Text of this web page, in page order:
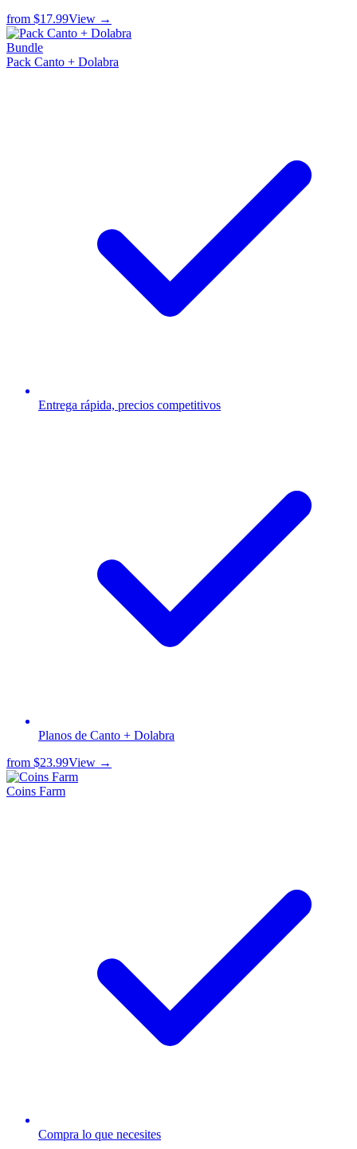
from $17.99View →
Bundle
Pack Canto + Dolabra
Entrega rápida, precios competitivos
Planos de Canto + Dolabra
from $23.99View →
Coins Farm
Compra lo que necesites